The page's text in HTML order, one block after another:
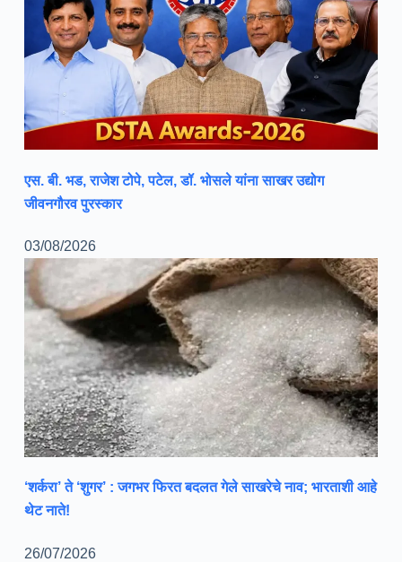
एस. बी. भड, राजेश टोपे, पटेल, डॉ. भोसले यांना साखर उद्योग
जीवनगौरव पुरस्कार
03/08/2026
‘शर्करा’ ते ‘शुगर’ : जगभर फिरत बदलत गेले साखरेचे नाव; भारताशी आहे
थेट नाते!
26/07/2026